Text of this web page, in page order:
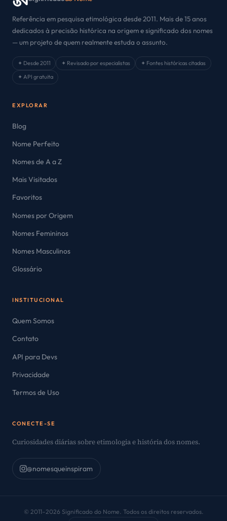
Referência em pesquisa etimológica desde 2011. Mais de 15 anos
dedicados à precisão histórica na origem e significado dos nomes
— um projeto de quem realmente estuda o assunto.
✦ Desde 2011 ✦ Revisado por especialistas
✦ Fontes históricas citadas
✦ API gratuita
EXPLORAR
Blog
Nome Perfeito
Nomes de A a Z
Mais Visitados
Favoritos
Nomes por Origem
Nomes Femininos
Nomes Masculinos
Glossário
INSTITUCIONAL
Quem Somos
Contato
API para Devs
Privacidade
Termos de Uso
CONECTE-SE
Curiosidades diárias sobre etimologia e história dos nomes.
@nomesqueinspiram
© 2011–2026 Significado do Nome. Todos os direitos reservados.